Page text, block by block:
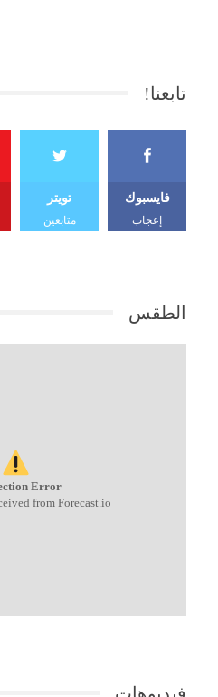
تابعنا!
فايسبوك
إعجاب
تويتر
متابعين
الطقس
Error
from Forecast.io!.
فيديوهات